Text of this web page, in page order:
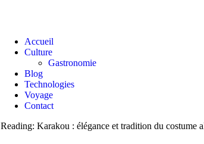
Accueil
Culture
Gastronomie
Blog
Technologies
Voyage
Contact
Reading: Karakou : élégance et tradition du costume